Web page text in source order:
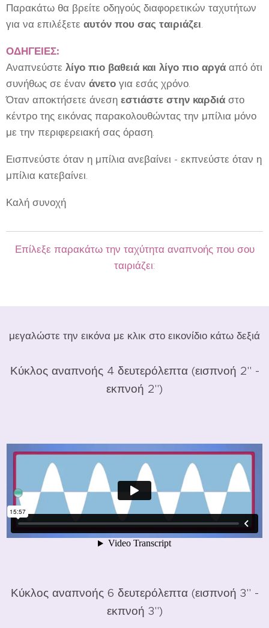
Παρακάτω θα βρείτε οδηγούς διαφορετικών ταχυτήτων
για να επιλέξετε αυτόν που σας ταιριάζει.
ΟΔΗΓΕΙΕΣ:
Αναπνεύστε λίγο πιο βαθειά και λίγο πιο αργά από ότι
συνήθως σε έναν άνετο για εσάς χρόνο.
Όταν αποκτήσετε άνεση εστιάστε στην καρδιά στο
κέντρο της εικόνας παρακολουθώντας την μπίλια μόνο
με την περιφερειακή σας όραση.
Εισπνεύστε όταν η μπίλια ανεβαίνει - εκπνεύστε όταν η
μπίλια κατεβαίνει.
Καλή συνοχή
Επίλεξε παρακάτω την ταχύτητα αναπνοής που σου
ταιριάζει:
μεγαλώστε την εικόνα με κλικ στο εικονίδιο κάτω δεξιά
Κύκλος αναπνοής 4 δευτερόλεπτα (εισπνοή 2'' -
εκπνοή 2'')
Κύκλος αναπνοής 6 δευτερόλεπτα (εισπνοή 3'' -
εκπνοή 3'')